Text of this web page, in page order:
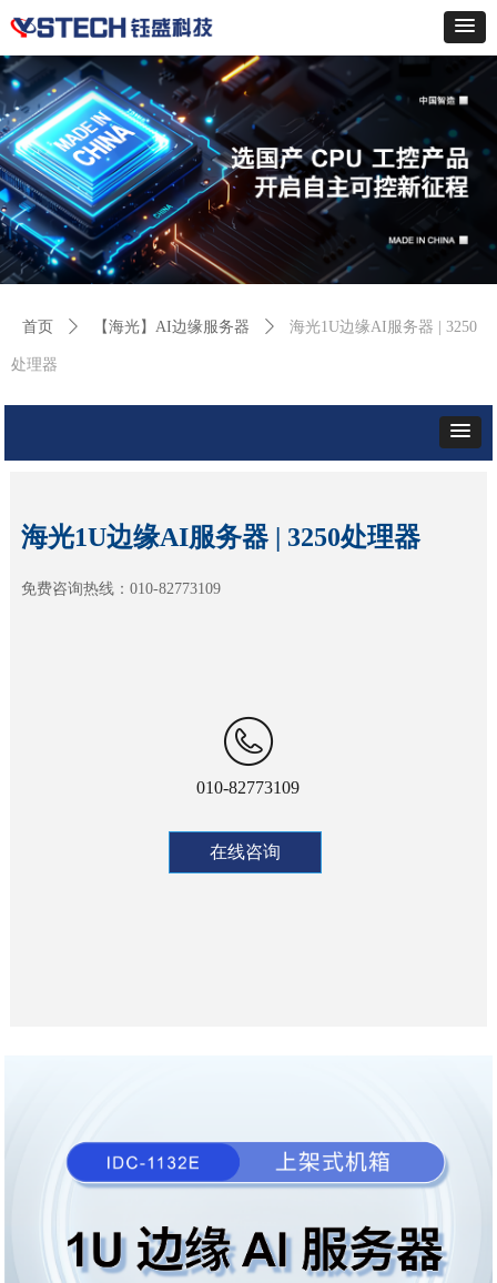
首页 ꄲ 【海光】AI边缘服务器 ꄲ 海光1U边缘AI服务器 | 3250
处理器
海光1U边缘AI服务器 | 3250处理器
免费咨询热线：010-82773109
在线咨询
010-82773109